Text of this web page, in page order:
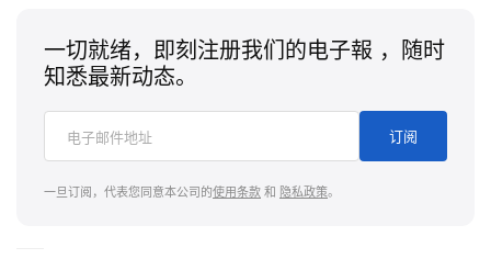
「功能、匠心与人本需求」。坐落于 Fondation
Louis Vuitton 茂密庭园中的这所住宅，内里陈设的
「HOMEWORK」定制家具系列，以「十分之一的不
完美」为设计准则——透过细微不规则的形体，强化
空间作为「有人气、有生活痕迹」之所在。品牌指
一切就绪，即刻注册我们的电子報 ，随时
知悉最新动态。
订阅
一旦订阅，代表您同意本公司的使用条款和 隐私政策。